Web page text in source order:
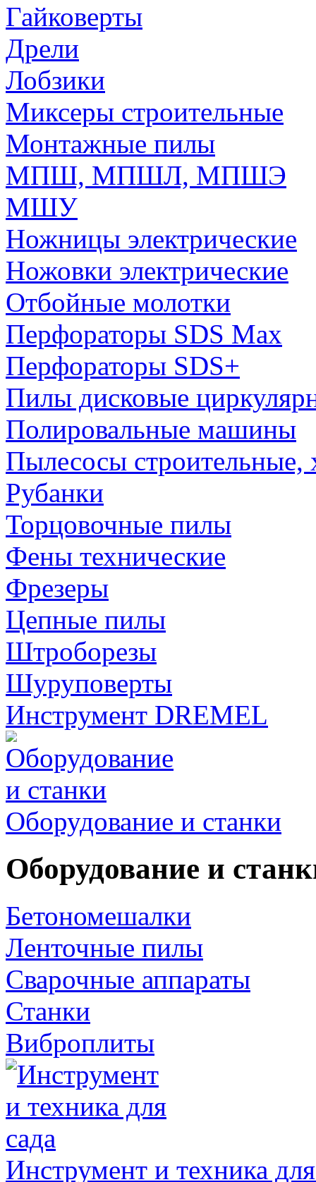
Гайковерты
Дрели
Лобзики
Миксеры строительные
Монтажные пилы
МПШ, МПШЛ, МПШЭ
МШУ
Ножницы электрические
Ножовки электрические
Отбойные молотки
Перфораторы SDS Max
Перфораторы SDS+
Пилы дисковые
Полировальные машины
Пылесосы строительные,
Рубанки
Торцовочные пилы
Фены технические
Фрезеры
Цепные пилы
Штроборезы
Шуруповерты
Инструмент DREMEL
Оборудование и станки
Оборудование и
Бетономешалки
Ленточные пилы
Сварочные аппараты
Станки
Виброплиты
Инструмент и техника